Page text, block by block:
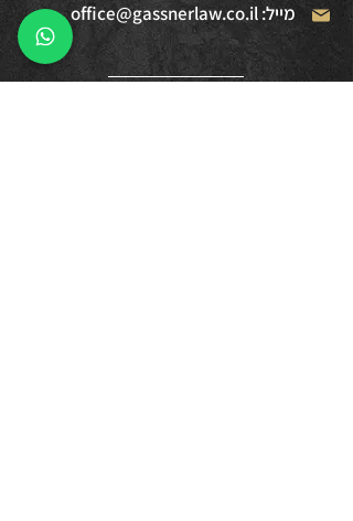
מייל: office@gassnerlaw.co.il